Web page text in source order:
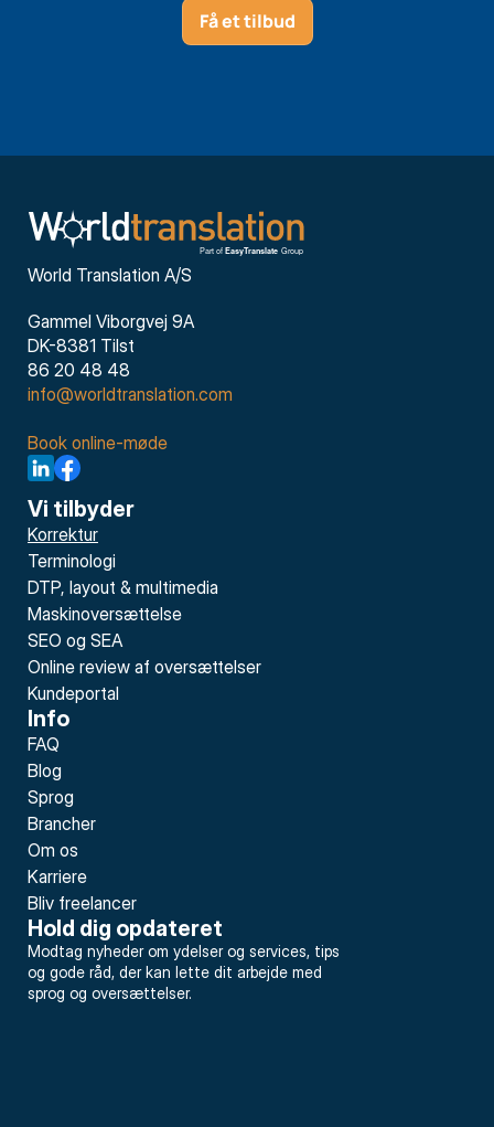
Få et tilbud
World Translation A/S
Gammel Viborgvej 9A
DK-8381 Tilst
86 20 48 48
info@worldtranslation.com
Book online-møde
Vi tilbyder
Korrektur
Terminologi
DTP, layout & multimedia
Maskinoversættelse
SEO og SEA
Online review af oversættelser
Kundeportal
Info
FAQ
Blog
Sprog
Brancher
Om os
Karriere
Bliv freelancer
Hold dig opdateret
Modtag nyheder om ydelser og services, tips
og gode råd, der kan lette dit arbejde med
sprog og oversættelser.